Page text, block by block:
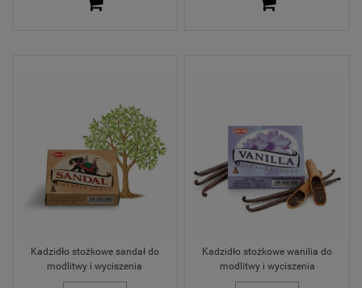
Kadzidło stożkowe sandał do
modlitwy i wyciszenia
Kadzidło stożkowe wanilia do
modlitwy i wyciszenia